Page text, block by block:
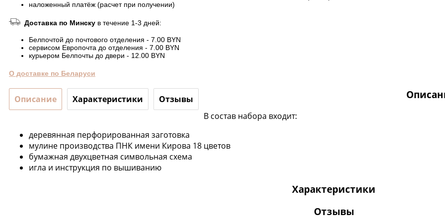
наложенный платёж (расчет при получении)
Доставка по Минску в течение 1-3 дней:
Белпочтой до почтового отделения - 7.00 BYN
сервисом Европочта до отделения - 7.00 BYN
курьером Белпочты до двери - 12.00 BYN
О доставке по Беларуси
Описание Характеристики Отзывы
В состав набора входит:
деревянная перфорированная заготовка
мулине производства ПНК имени Кирова 18 цветов
бумажная двухцветная символьная схема
игла и инструкция по вышиванию
Характеристики
Отзывы